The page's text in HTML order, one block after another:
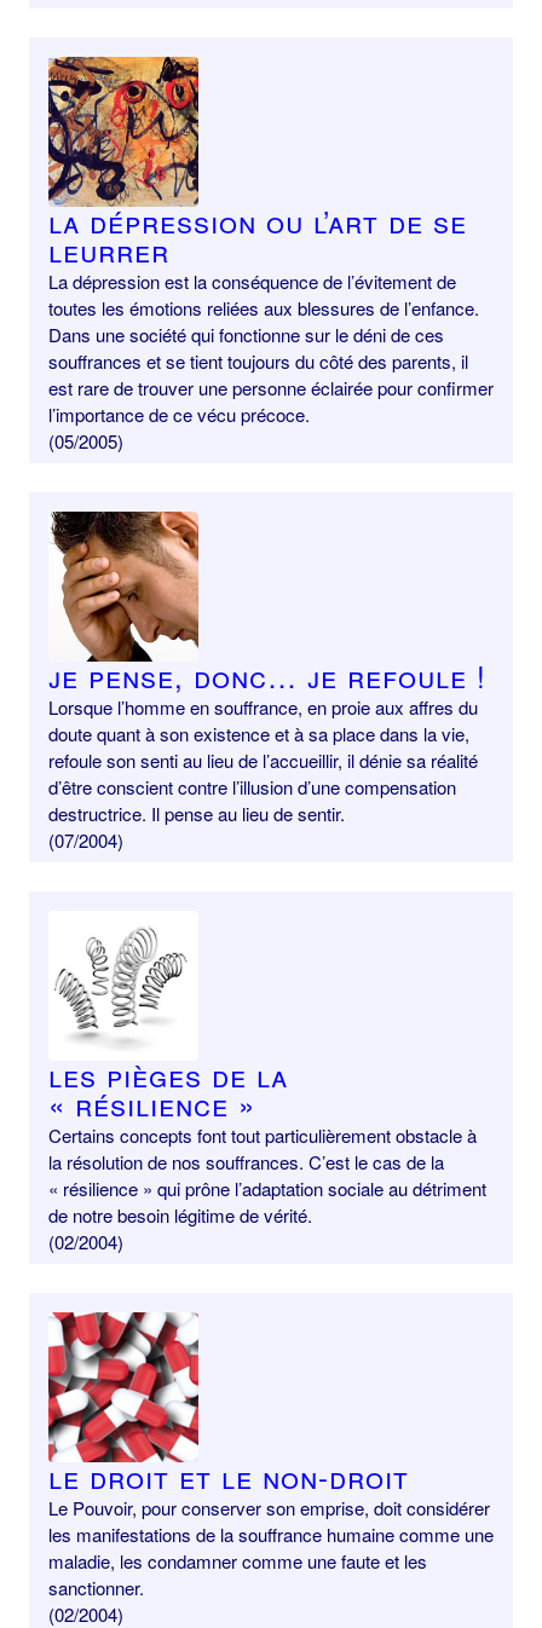
La dépression ou l’art de se
leurrer
La dépression est la conséquence de l’évitement de
toutes les émotions reliées aux blessures de l’enfance.
Dans une société qui fonctionne sur le déni de ces
souffrances et se tient toujours du côté des parents, il
est rare de trouver une personne éclairée pour confirmer
l’importance de ce vécu précoce.
(05/2005)
Je pense, donc… je refoule !
Lorsque l’homme en souffrance, en proie aux affres du
doute quant à son existence et à sa place dans la vie,
refoule son senti au lieu de l’accueillir, il dénie sa réalité
d’être conscient contre l’illusion d’une compensation
destructrice. Il pense au lieu de sentir.
(07/2004)
Les pièges de la
« résilience »
Certains concepts font tout particulièrement obstacle à
la résolution de nos souffrances. C’est le cas de la
« résilience » qui prône l’adaptation sociale au détriment
de notre besoin légitime de vérité.
(02/2004)
Le droit et le non-droit
Le Pouvoir, pour conserver son emprise, doit considérer
les manifestations de la souffrance humaine comme une
maladie, les condamner comme une faute et les
sanctionner.
(02/2004)